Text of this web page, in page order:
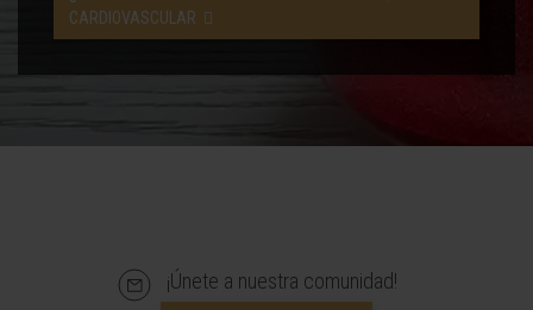
CARDIOVASCULAR
¡Únete a nuestra comunidad!